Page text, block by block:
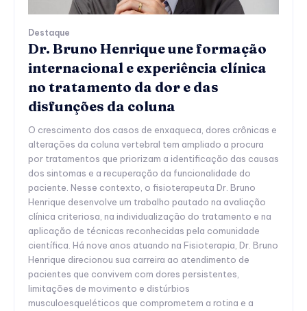
Destaque
Dr. Bruno Henrique une formação
internacional e experiência clínica
no tratamento da dor e das
disfunções da coluna
O crescimento dos casos de enxaqueca, dores crônicas e
alterações da coluna vertebral tem ampliado a procura
por tratamentos que priorizam a identificação das causas
dos sintomas e a recuperação da funcionalidade do
paciente. Nesse contexto, o fisioterapeuta Dr. Bruno
Henrique desenvolve um trabalho pautado na avaliação
clínica criteriosa, na individualização do tratamento e na
aplicação de técnicas reconhecidas pela comunidade
científica. Há nove anos atuando na Fisioterapia, Dr. Bruno
Henrique direcionou sua carreira ao atendimento de
pacientes que convivem com dores persistentes,
limitações de movimento e distúrbios
musculoesqueléticos que comprometem a rotina e a